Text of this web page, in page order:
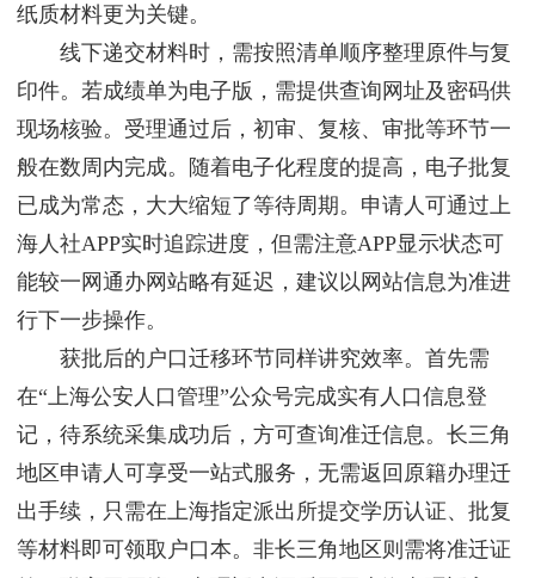
纸质材料更为关键。
线下递交材料时，需按照清单顺序整理原件与复
印件。若成绩单为电子版，需提供查询网址及密码供
现场核验。受理通过后，初审、复核、审批等环节一
般在数周内完成。随着电子化程度的提高，电子批复
已成为常态，大大缩短了等待周期。申请人可通过上
海人社APP实时追踪进度，但需注意APP显示状态可
能较一网通办网站略有延迟，建议以网站信息为准进
行下一步操作。
获批后的户口迁移环节同样讲究效率。首先需
在“上海公安人口管理”公众号完成实有人口信息登
记，待系统采集成功后，方可查询准迁信息。长三角
地区申请人可享受一站式服务，无需返回原籍办理迁
出手续，只需在上海指定派出所提交学历认证、批复
等材料即可领取户口本。非长三角地区则需将准迁证